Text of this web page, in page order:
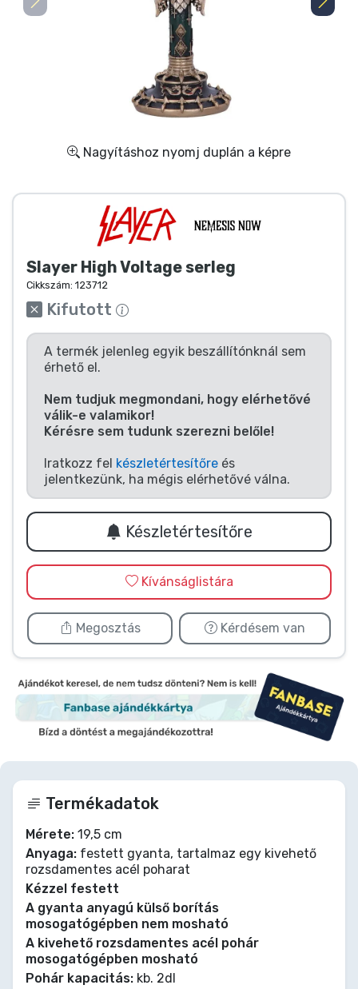
Nagyításhoz nyomj duplán a képre
Slayer High Voltage serleg
Cikkszám: 123712
Kifutott
A termék jelenleg egyik beszállítónknál sem
érhető el.
Nem tudjuk megmondani, hogy elérhetővé
válik-e valamikor!
Kérésre sem tudunk szerezni belőle!
Iratkozz fel készletértesítőre és
jelentkezünk, ha mégis elérhetővé válna.
Készletértesítőre
Kívánságlistára
Megosztás Kérdésem van
Termékadatok
Mérete: 19,5 cm
Anyaga: festett gyanta, tartalmaz egy kivehető
rozsdamentes acél poharat
Kézzel festett
A gyanta anyagú külső borítás
mosogatógépben nem mosható
A kivehető rozsdamentes acél pohár
mosogatógépben mosható
Pohár kapacitás: kb. 2dl
Ajándékkártya
Szállítás és fizetés
Sorozatos cuccok
Animés cuccok
Gamer cuccok
Sportos cuccok
Zenés cuccok
Terméktípusok
Márkák